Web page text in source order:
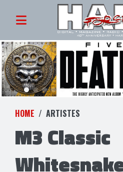
HOME ARTISTES
M3 Classic